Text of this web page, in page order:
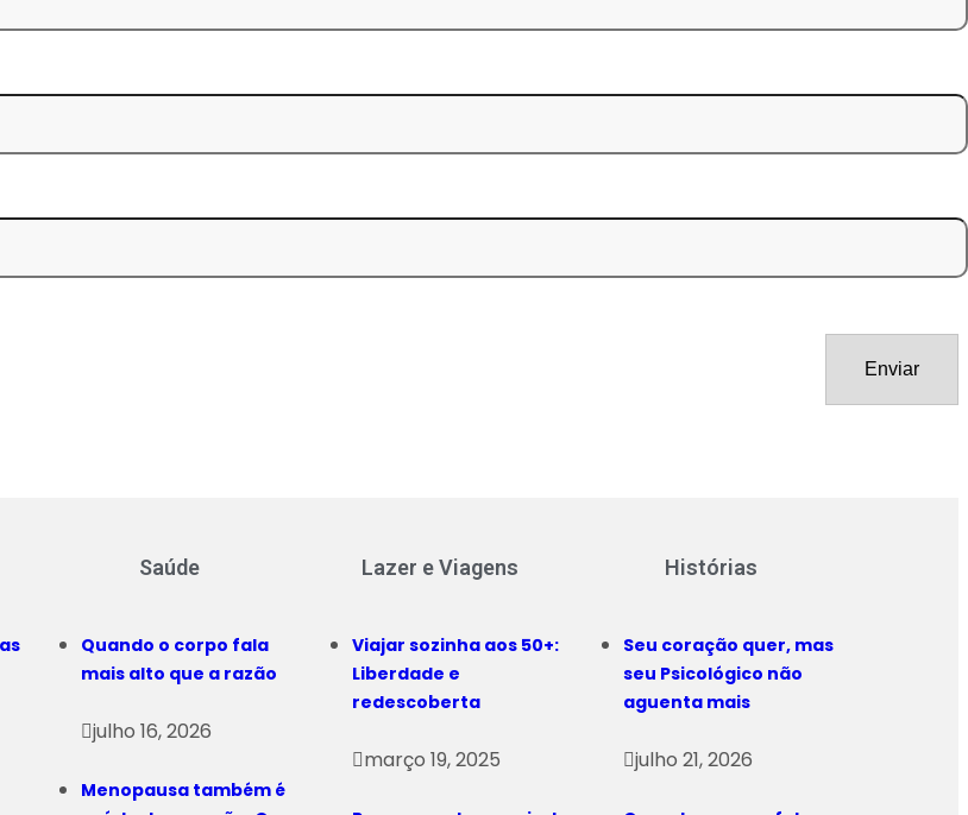
Saúde
Quando o corpo fala
mais alto que a razão
julho 16, 2026
Menopausa também é
Lazer e Viagens
Viajar sozinha aos 50+:
Liberdade e
redescoberta
março 19, 2025
Histórias
Seu coração quer, mas
seu Psicológico não
aguenta mais
julho 21, 2026